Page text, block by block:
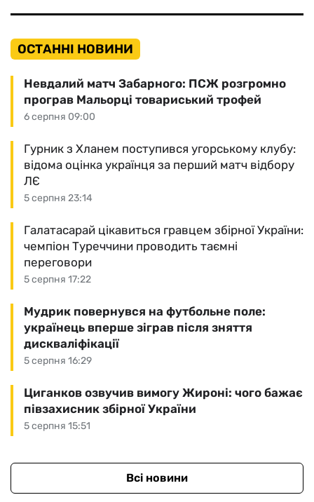
ОСТАННІ НОВИНИ
6 серпня 09:00
Невдалий матч Забарного: ПСЖ розгромно
програв Мальорці товариський трофей
5 серпня 23:14
Гурник з Хланем поступився угорському клубу:
відома оцінка українця за перший матч відбору
ЛЄ
5 серпня 17:22
Галатасарай цікавиться гравцем збірної України:
чемпіон Туреччини проводить таємні
переговори
5 серпня 16:29
Мудрик повернувся на футбольне поле:
українець вперше зіграв після зняття
дискваліфікації
5 серпня 15:51
Циганков озвучив вимогу Жироні: чого бажає
півзахисник збірної України
Всі новини